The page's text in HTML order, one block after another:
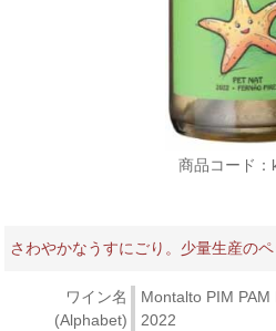
商品コード：
さわやかなうすにごり。少量生産のペ
ワイン名
(Alphabet)
Montalto PIM
2022